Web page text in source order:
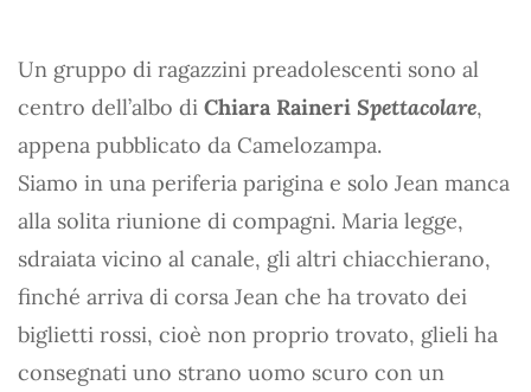
Un gruppo di ragazzini preadolescenti sono al
centro dell’albo di Chiara Raineri Spettacolare,
appena pubblicato da Camelozampa.
Siamo in una periferia parigina e solo Jean manca
alla solita riunione di compagni. Maria legge,
sdraiata vicino al canale, gli altri chiacchierano,
finché arriva di corsa Jean che ha trovato dei
biglietti rossi, cioè non proprio trovato, glieli ha
consegnati uno strano uomo scuro con un